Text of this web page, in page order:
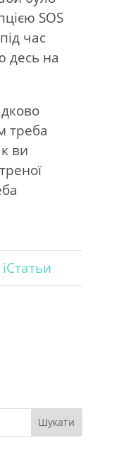
SOS
час
десь на
треба
ви
iСтатьи